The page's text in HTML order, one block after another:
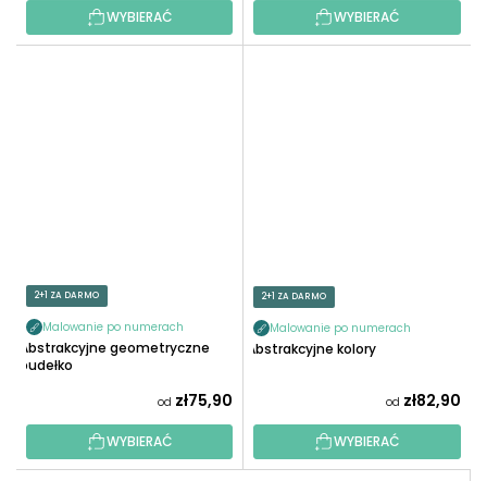
WYBIERAĆ WYBIERAĆ
2+1 ZA DARMO
Malowanie po numerach
Abstrakcyjne geometryczne
pudełko
od zł75,90
WYBIERAĆ
2+1 ZA DARMO
Malowanie po numerach
Abstrakcyjne kolory
od zł82,90
WYBIERAĆ